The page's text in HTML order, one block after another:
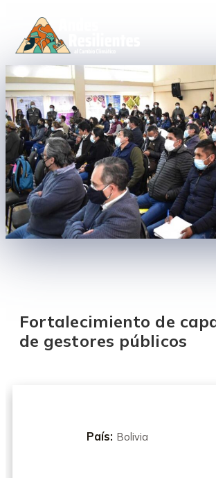
Fortalecimiento de
de gestores públicos
País: Bolivia